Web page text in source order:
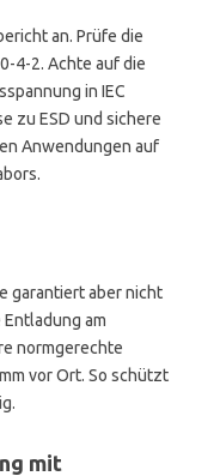
an. Prüfe die
4-2. Achte auf die
in IEC
zu ESD und sichere
Anwendungen auf
garantiert aber nicht
am
normgerechte
vor Ort. So schützt
mit